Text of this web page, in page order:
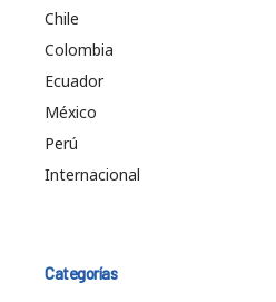
Chile
Colombia
Ecuador
México
Perú
Internacional
Categorías